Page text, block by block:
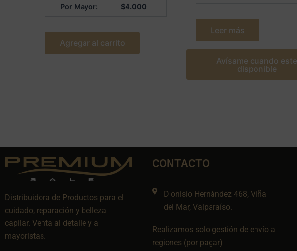
Por Mayor: $4.000
Agregar al carrito
Leer más
Avísame cuando este
disponible
Distribuidora de Productos para el
cuidado, reparación y belleza
capilar. Venta al detalle y a
mayoristas.
CONTACTO
Dionisio Hernández 468, Viña
del Mar, Valparaíso.
Realizamos solo gestión de envío a
regiones (por pagar)